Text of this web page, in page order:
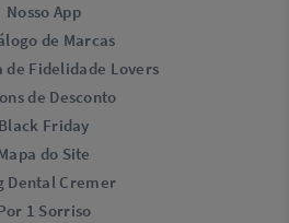
Nosso App
de Marcas
de Fidelidade Lovers​
de Desconto
Black Friday
do Site
Dental Cremer
1 Sorriso